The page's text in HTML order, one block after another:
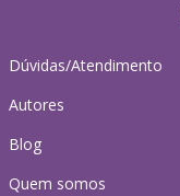
Dúvidas/Atendimento
Autores
Blog
Quem somos